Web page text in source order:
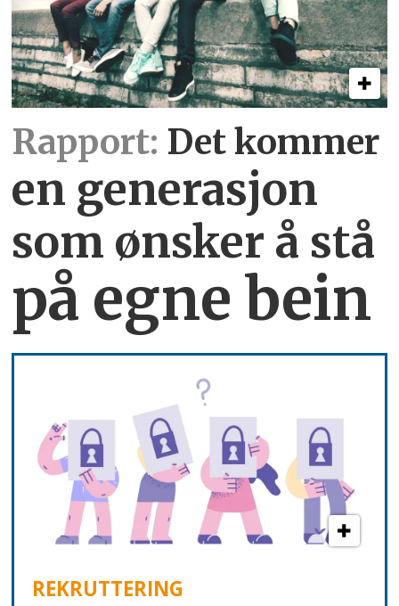
Rapport: Det kommer
en generasjon
som ønsker å stå
på egne bein
REKRUTTERING